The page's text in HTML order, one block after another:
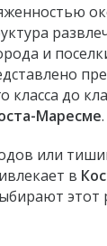
и
класса до
Маресме.
или
в